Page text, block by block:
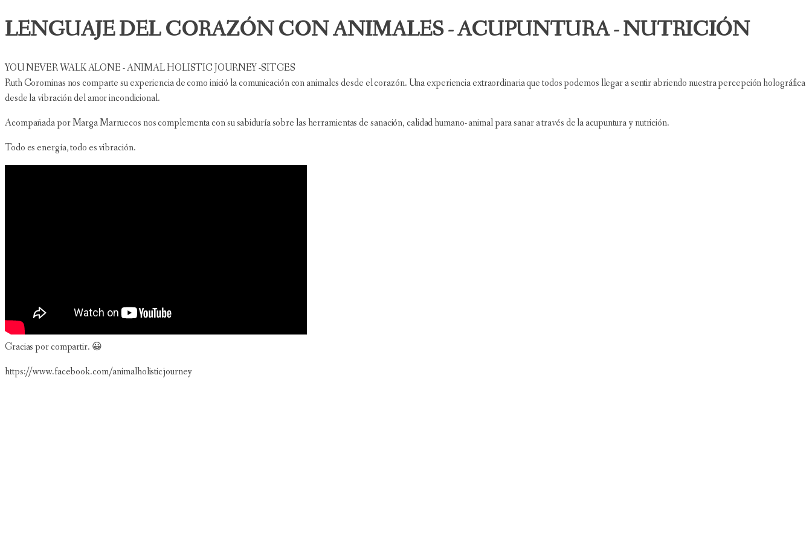
LENGUAJE DEL CORAZÓN CON ANIMALES - ACUPUNTURA - NUTRICIÓN
YOU NEVER WALK ALONE - ANIMAL HOLISTIC JOURNEY -SITGES
Ruth Corominas nos comparte su experiencia de como inició la comunicación con animales desde el corazón. Una experiencia extraordinaria que todos podemos llegar a sentir abriendo nuestra percepción holográfica
desde la vibración del amor incondicional.
Acompañada por Marga Marruecos nos complementa con su sabiduría sobre las herramientas de sanación, calidad humano- animal para sanar a través de la acupuntura y nutrición.
Todo es energía, todo es vibración.
Gracias por compartir. 😀
https://www.facebook.com/animalholisticjourney